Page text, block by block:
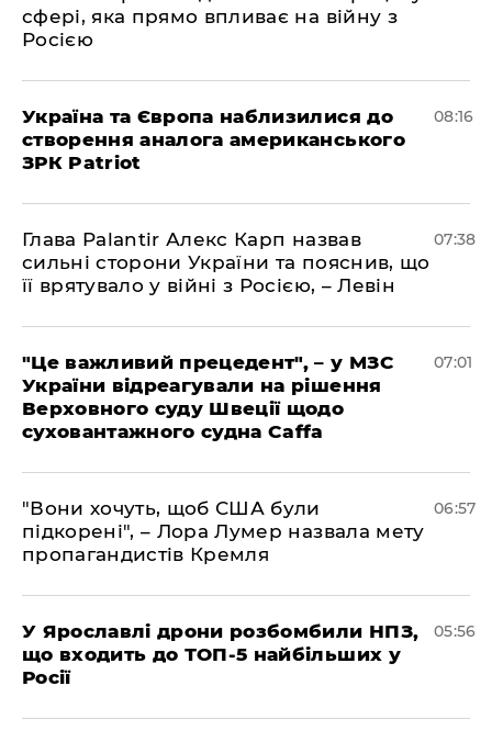
сфері, яка прямо впливає на війну з
Росією
Україна та Європа наблизилися до
створення аналога американського
ЗРК Patriot
08:16
Глава Palantir Алекс Карп назвав
сильні сторони України та пояснив, що
її врятувало у війні з Росією, – Левін
07:38
"Це важливий прецедент", – у МЗС
України відреагували на рішення
Верховного суду Швеції щодо
суховантажного судна Caffa
07:01
"Вони хочуть, щоб США були
підкорені", – Лора Лумер назвала мету
пропагандистів Кремля
06:57
У Ярославлі дрони розбомбили НПЗ,
що входить до ТОП-5 найбільших у
Росії
05:56